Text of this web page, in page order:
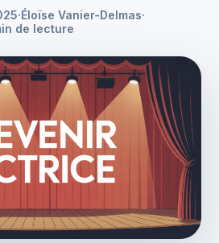
·Éloïse Vanier-Delmas·
de lecture